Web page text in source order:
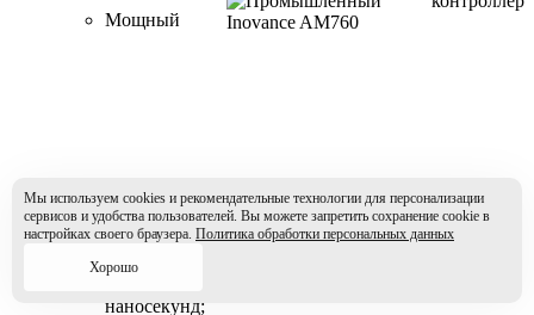
Мощный
четырехъядерный процессор 1,8ГГц;
наносекунд;
Мы используем cookies и рекомендательные технологии для персонализации
сервисов и удобства пользователей. Вы можете запретить сохранение cookie в
настройках своего браузера. Политика обработки персональных данных
Хорошо